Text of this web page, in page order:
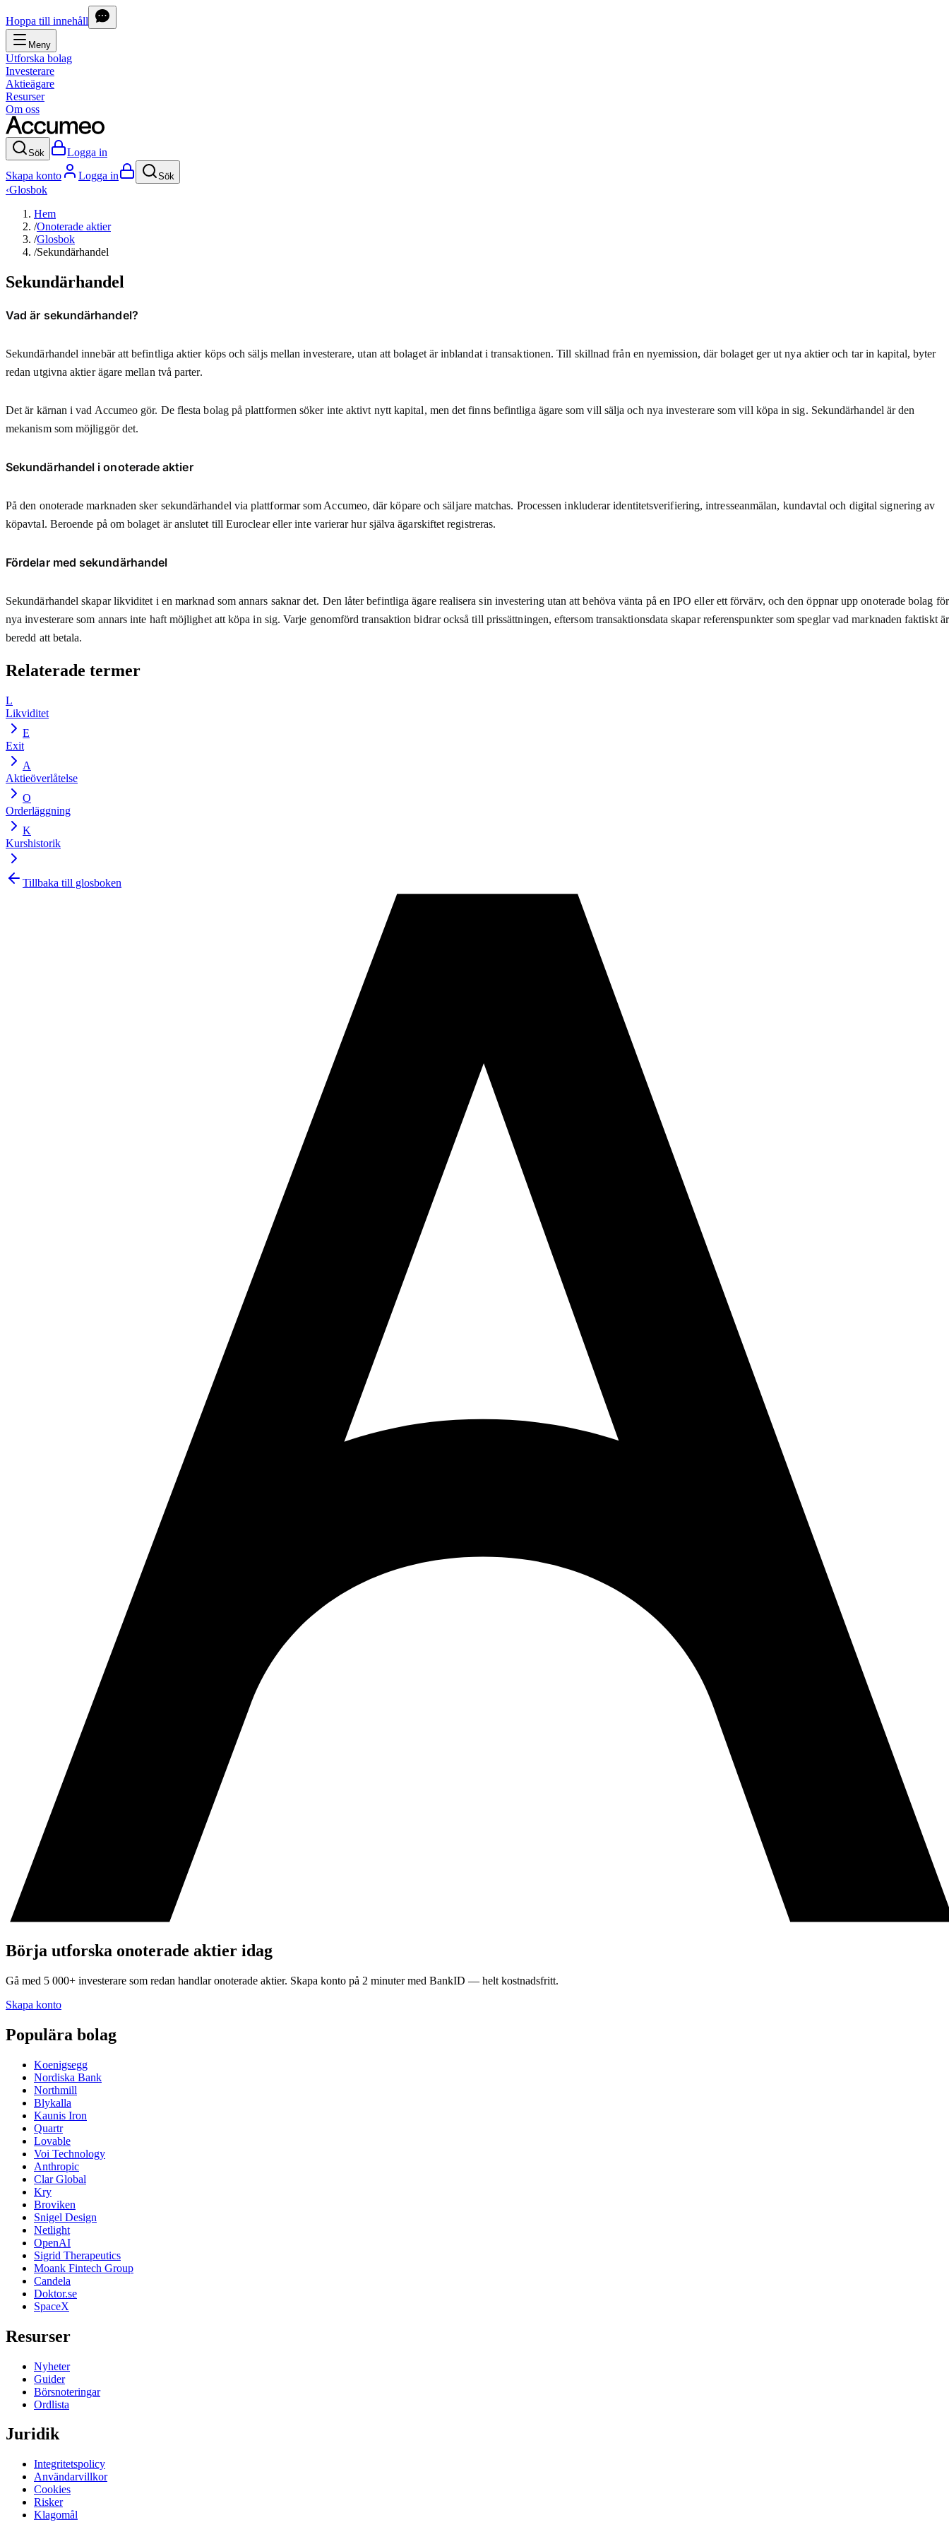
Hoppa till innehåll
Meny
Utforska bolag
Investerare
Aktieägare
Resurser
Om oss
Sök
Logga in
Skapa konto
Logga in Sök
‹Glosbok
Hem
/Onoterade aktier
/Glosbok
/Sekundärhandel
Sekundärhandel
Vad är sekundärhandel?
Sekundärhandel innebär att befintliga aktier köps och säljs mellan investerare, utan att bolaget är inblandat i transaktionen. Till skillnad från en nyemission, där bolaget ger ut nya aktier och tar in kapital, byter
redan utgivna aktier ägare mellan två parter.
Det är kärnan i vad Accumeo gör. De flesta bolag på plattformen söker inte aktivt nytt kapital, men det finns befintliga ägare som vill sälja och nya investerare som vill köpa in sig. Sekundärhandel är den
mekanism som möjliggör det.
Sekundärhandel i onoterade aktier
På den onoterade marknaden sker sekundärhandel via plattformar som Accumeo, där köpare och säljare matchas. Processen inkluderar identitetsverifiering, intresseanmälan, kundavtal och digital signering av
köpavtal. Beroende på om bolaget är anslutet till Euroclear eller inte varierar hur själva ägarskiftet registreras.
Fördelar med sekundärhandel
Sekundärhandel skapar likviditet i en marknad som annars saknar det. Den låter befintliga ägare realisera sin investering utan att behöva vänta på en IPO eller ett förvärv, och den öppnar upp onoterade bolag för
nya investerare som annars inte haft möjlighet att köpa in sig. Varje genomförd transaktion bidrar också till prissättningen, eftersom transaktionsdata skapar referenspunkter som speglar vad marknaden faktiskt är
beredd att betala.
Relaterade termer
L
Likviditet
E
Exit
A
Aktieöverlåtelse
O
Orderläggning
K
Kurshistorik
Tillbaka till glosboken
Börja utforska onoterade aktier idag
Gå med 5 000+ investerare som redan handlar onoterade aktier. Skapa konto på 2 minuter med BankID — helt kostnadsfritt.
Skapa konto
Populära bolag
Koenigsegg
Nordiska Bank
Northmill
Blykalla
Kaunis Iron
Quartr
Lovable
Voi Technology
Anthropic
Clar Global
Kry
Broviken
Snigel Design
Netlight
OpenAI
Sigrid Therapeutics
Moank Fintech Group
Candela
Doktor.se
SpaceX
Resurser
Nyheter
Guider
Börsnoteringar
Ordlista
Juridik
Integritetspolicy
Användarvillkor
Cookies
Risker
Klagomål